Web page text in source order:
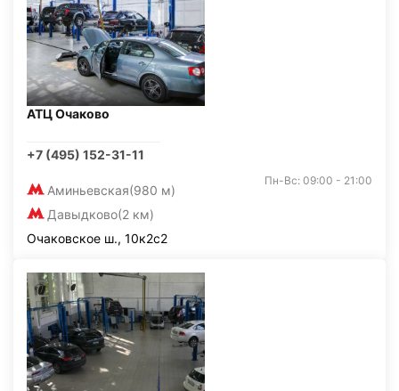
АТЦ Очаково
+7 (495) 152-31-11
Аминьевская(980 м)
Давыдково(2 км)
Пн-Вс: 09:00 - 21:00
Очаковское ш., 10к2с2